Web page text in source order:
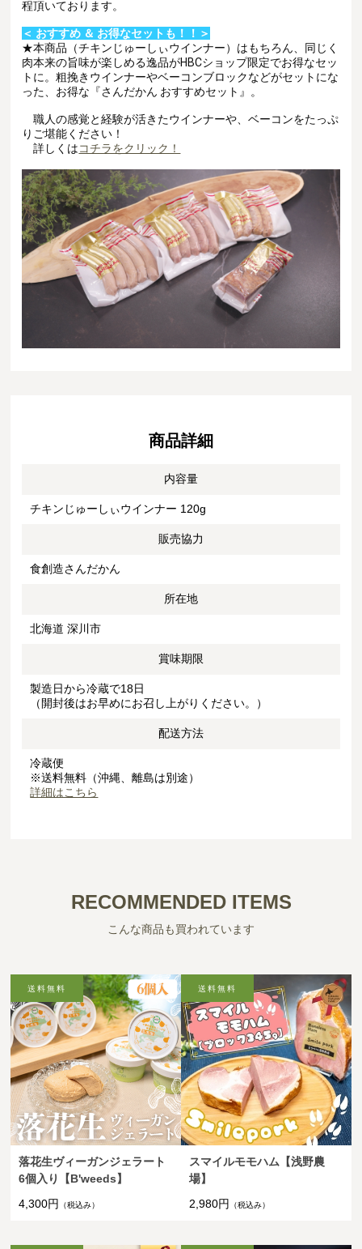
程頂いております。
＜ おすすめ ＆ お得なセットも！！＞
★本商品（チキンじゅーしぃウインナー）はもちろん、同じく
肉本来の旨味が楽しめる逸品がHBCショップ限定でお得なセッ
トに。粗挽きウインナーやベーコンブロックなどがセットにな
った、お得な 『さんだかん おすすめセット』。
職人の感覚と経験が活きたウインナーや、ベーコンをたっぷ
りご堪能ください！
詳しくはコチラをクリック！
商品詳細
内容量
チキンじゅーしぃウインナー 120g
販売協力
食創造さんだかん
所在地
北海道 深川市
賞味期限
製造日から冷蔵で18日
（開封後はお早めにお召し上がりください。）
配送方法
冷蔵便
※送料無料（沖縄、離島は別途）
詳細はこちら
RECOMMENDED ITEMS
こんな商品も買われています
落花生ヴィーガンジェラート
6個入り【B'weeds】
4,300円
（税込み）
スマイルモモハム【浅野農
場】
2,980円
（税込み）